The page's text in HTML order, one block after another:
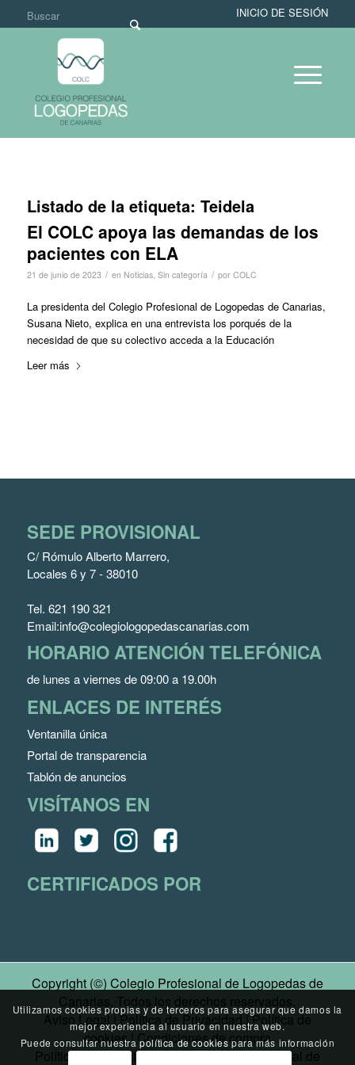
INICIO DE SESIÓN
Listado de la etiqueta: Teidela
El COLC apoya las demandas de los
pacientes con ELA
21 de junio de 2023 / en Noticias, Sin categoría / por COLC
La presidenta del Colegio Profesional de Logopedas de Canarias,
Susana Nieto, explica en una entrevista los porqués de la
necesidad de que su colectivo acceda a la Educación
Leer más
SEDE PROVISIONAL
C/ Rómulo Alberto Marrero,
Locales 6 y 7 - 38010
Tel. 621 190 321
Email:info@colegiologopedascanarias.com
HORARIO ATENCIÓN TELEFÓNICA
de lunes a viernes de 09:00 a 19.00h
ENLACES DE INTERÉS
Ventanilla única
Portal de transparencia
Tablón de anuncios
VISÍTANOS EN
CERTIFICADOS POR
Copyright (©) Colegio Profesional de Logopedas de
Canarias. Todos los derechos reservados.
Aviso Legal|Política de Privacidad|Política de
cookies|Condiciones de compra
Política de Privacidad Canal Denuncias|Canal de
Utilizamos cookies propias y de terceros para asegurar que damos la
mejor experiencia al usuario en nuestra web.
Puede consultar nuestrapolítica de cookiespara más información